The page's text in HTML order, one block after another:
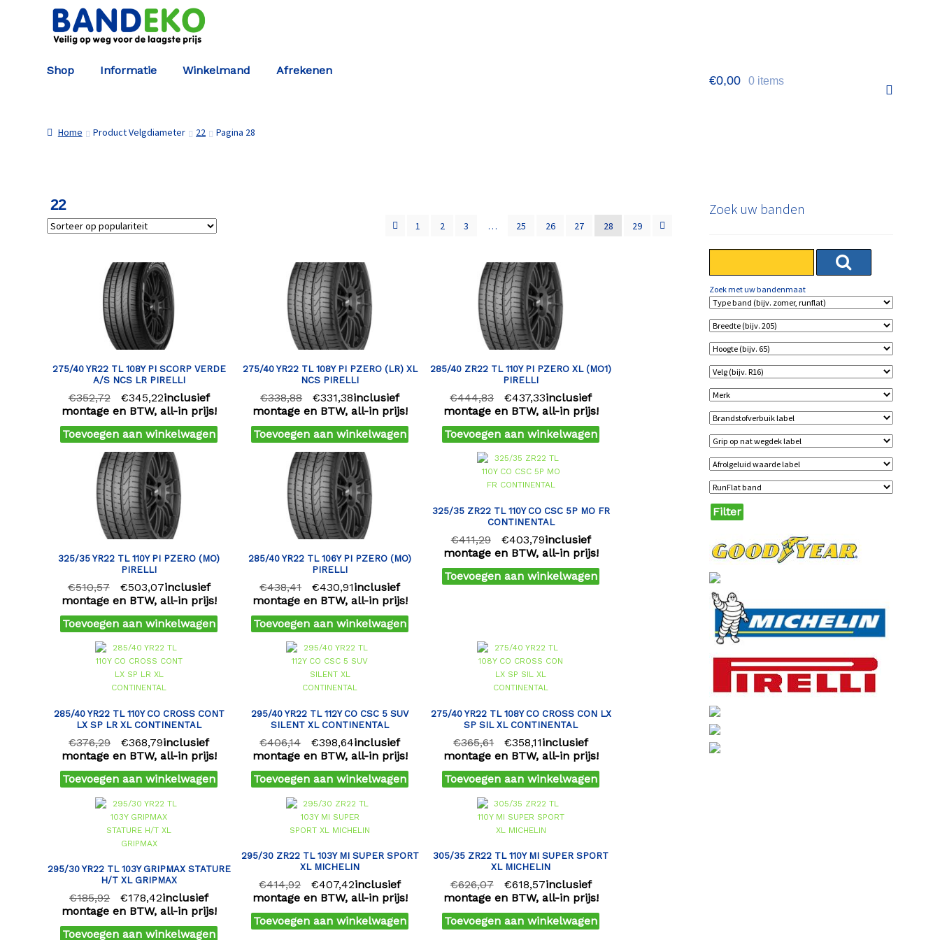
Shop Informatie Winkelmand Afrekenen
€0,00 0 items
Home Product Velgdiameter 22 Pagina 28
22
1 2 3 … 25 26 27 28 29
275/40 YR22 TL 108Y PI SCORP VERDE
A/S NCS LR PIRELLI
€352,72 €345,22inclusief
montage en BTW, all-in prijs!
Toevoegen aan winkelwagen
275/40 YR22 TL 108Y PI PZERO (LR) XL
NCS PIRELLI
€338,88 €331,38inclusief
montage en BTW, all-in prijs!
Toevoegen aan winkelwagen
285/40 ZR22 TL 110Y PI PZERO XL (MO1)
PIRELLI
€444,83 €437,33inclusief
montage en BTW, all-in prijs!
Toevoegen aan winkelwagen
325/35 YR22 TL 110Y PI PZERO (MO)
PIRELLI
€510,57 €503,07inclusief
montage en BTW, all-in prijs!
Toevoegen aan winkelwagen
285/40 YR22 TL 106Y PI PZERO (MO)
PIRELLI
€438,41 €430,91inclusief
montage en BTW, all-in prijs!
Toevoegen aan winkelwagen
325/35 ZR22 TL 110Y CO CSC 5P MO FR
CONTINENTAL
€411,29 €403,79inclusief
montage en BTW, all-in prijs!
Toevoegen aan winkelwagen
285/40 YR22 TL 110Y CO CROSS CONT
LX SP LR XL CONTINENTAL
€376,29 €368,79inclusief
montage en BTW, all-in prijs!
Toevoegen aan winkelwagen
295/40 YR22 TL 112Y CO CSC 5 SUV
SILENT XL CONTINENTAL
€406,14 €398,64inclusief
montage en BTW, all-in prijs!
Toevoegen aan winkelwagen
275/40 YR22 TL 108Y CO CROSS CON LX
SP SIL XL CONTINENTAL
€365,61 €358,11inclusief
montage en BTW, all-in prijs!
Toevoegen aan winkelwagen
295/30 YR22 TL 103Y GRIPMAX STATURE
H/T XL GRIPMAX
€185,92 €178,42inclusief
montage en BTW, all-in prijs!
Toevoegen aan winkelwagen
295/30 ZR22 TL 103Y MI SUPER SPORT
XL MICHELIN
€414,92 €407,42inclusief
montage en BTW, all-in prijs!
Toevoegen aan winkelwagen
305/35 ZR22 TL 110Y MI SUPER SPORT
XL MICHELIN
€626,07 €618,57inclusief
montage en BTW, all-in prijs!
Toevoegen aan winkelwagen
Zoek uw banden
Zoek met uw bandenmaat
Filter